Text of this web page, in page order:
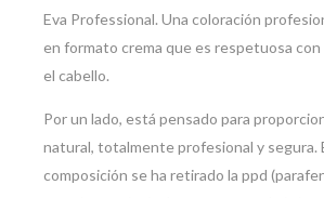
Eva Professional. Una coloración
en formato crema que es respetuosa con
el cabello.
Por un lado, está pensado para
natural, totalmente profesional y segura.
composición se ha retirado la ppd